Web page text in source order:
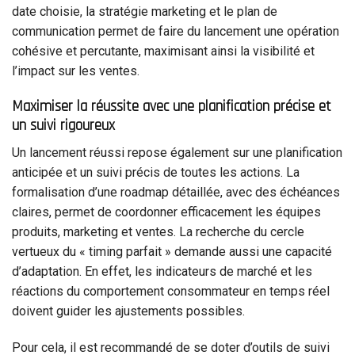
date choisie, la stratégie marketing et le plan de
communication permet de faire du lancement une opération
cohésive et percutante, maximisant ainsi la visibilité et
l’impact sur les ventes.
Maximiser la réussite avec une planification précise et
un suivi rigoureux
Un lancement réussi repose également sur une planification
anticipée et un suivi précis de toutes les actions. La
formalisation d’une roadmap détaillée, avec des échéances
claires, permet de coordonner efficacement les équipes
produits, marketing et ventes. La recherche du cercle
vertueux du « timing parfait » demande aussi une capacité
d’adaptation. En effet, les indicateurs de marché et les
réactions du comportement consommateur en temps réel
doivent guider les ajustements possibles.
Pour cela, il est recommandé de se doter d’outils de suivi